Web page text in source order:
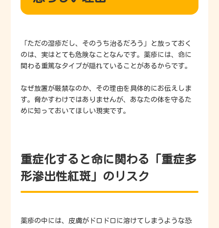
「ただの湿疹だし、そのうち治るだろう」と放っておく
のは、実はとても危険なことなんです。薬疹には、命に
関わる重篤なタイプが隠れていることがあるからです。
なぜ放置が厳禁なのか、その理由を具体的にお伝えしま
す。脅かすわけではありませんが、あなたの体を守るた
めに知っておいてほしい現実です。
重症化すると命に関わる「重症多
形滲出性紅斑」のリスク
薬疹の中には、皮膚がドロドロに溶けてしまうような恐